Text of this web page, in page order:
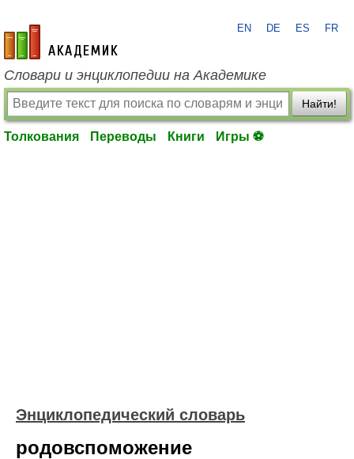
academic.ru
EN DE ES FR
Словари и энциклопедии на Академике
Найти!
Толкования Переводы Книги Игры ⚽
Энциклопедический словарь
родовспоможение